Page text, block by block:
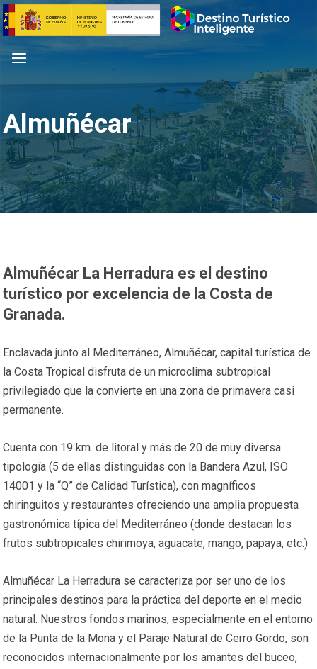
Saltar
al
contenido
Inicio
Menú
Almuñécar
Almuñécar La Herradura es el destino
turístico por excelencia de la Costa de
Granada.
Enclavada junto al Mediterráneo, Almuñécar, capital turística de
la Costa Tropical disfruta de un microclima subtropical
privilegiado que la convierte en una zona de primavera casi
permanente.
Cuenta con 19 km. de litoral y más de 20 de muy diversa
tipología (5 de ellas distinguidas con la Bandera Azul, ISO
14001 y la “Q” de Calidad Turística), con magníficos
chiringuitos y restaurantes ofreciendo una amplia propuesta
gastronómica típica del Mediterráneo (donde destacan los
frutos subtropicales chirimoya, aguacate, mango, papaya, etc.)
Almuñécar La Herradura se caracteriza por ser uno de los
principales destinos para la práctica del deporte en el medio
natural. Nuestros fondos marinos, especialmente en el entorno
de la Punta de la Mona y el Paraje Natural de Cerro Gordo, son
reconocidos internacionalmente por los amantes del buceo,